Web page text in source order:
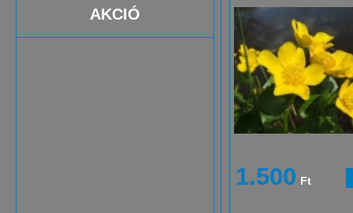
AKCIÓ
1.500 Ft